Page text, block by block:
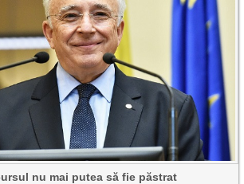
nu mai putea să fie păstrat